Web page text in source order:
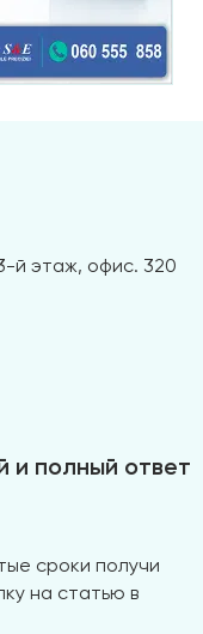
й этаж, офис. 320
и полный ответ
сроки получи
на статью в